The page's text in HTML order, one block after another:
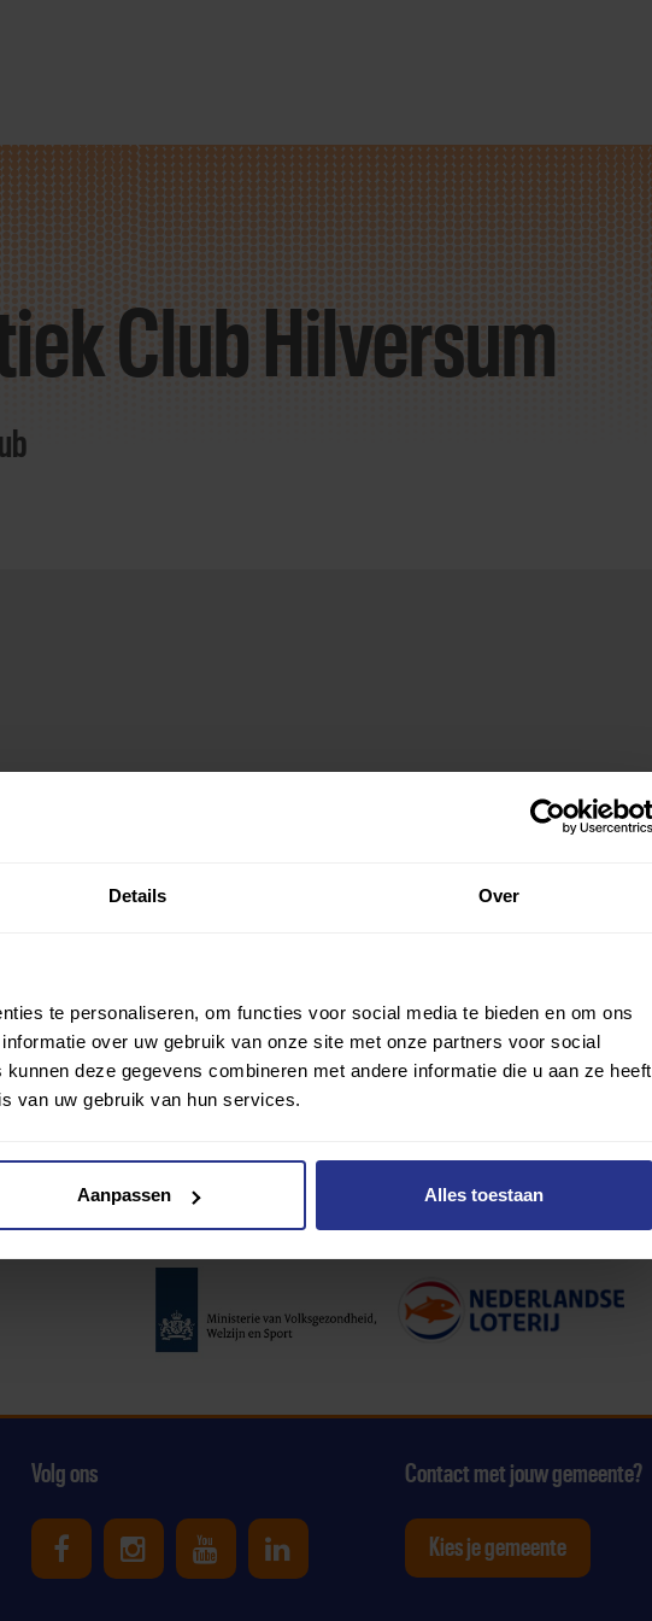
Details Over
te personaliseren, om functies voor social media te bieden en om ons
over uw gebruik van onze site met onze partners voor social
deze gegevens combineren met andere informatie die u aan ze heeft
van uw gebruik van hun services.
Aanpassen Alles toestaan
Club Hilversum
Partners:
Volg ons
Uniek Sporten op Facebook
Uniek Sporten op Instagram
Uniek Sporten op Youtube
Uniek Sporten op Linkedin
Contact met jouw gemeente?
Kies je gemeente